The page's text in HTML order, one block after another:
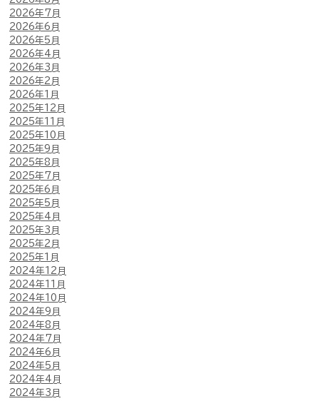
2026年7月
2026年6月
2026年5月
2026年4月
2026年3月
2026年2月
2026年1月
2025年12月
2025年11月
2025年10月
2025年9月
2025年8月
2025年7月
2025年6月
2025年5月
2025年4月
2025年3月
2025年2月
2025年1月
2024年12月
2024年11月
2024年10月
2024年9月
2024年8月
2024年7月
2024年6月
2024年5月
2024年4月
2024年3月